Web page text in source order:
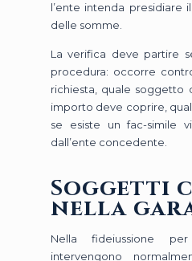
l’ente intenda presidiare
delle somme.
La verifica deve partire
procedura: occorre
richiesta, quale soggetto
importo deve coprire,
se esiste un fac-simile
dall’ente concedente.
Soggetti
nella
Nella fideiussione
intervengono